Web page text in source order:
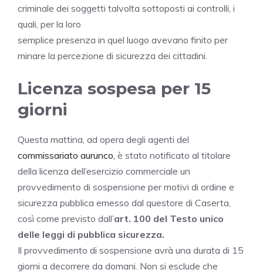
criminale dei soggetti talvolta sottoposti ai controlli, i
quali, per la loro
semplice presenza in quel luogo avevano finito per
minare la percezione di sicurezza dei cittadini.
Licenza sospesa per 15
giorni
Questa mattina, ad opera degli agenti del
commissariato aurunco, è stato notificato al titolare
della licenza dell’esercizio commerciale un
provvedimento di sospensione per motivi di ordine e
sicurezza pubblica emesso dal questore di Caserta,
così come previsto dall’art. 100 del Testo unico
delle leggi di pubblica sicurezza.
Il provvedimento di sospensione avrà una durata di 15
giorni a decorrere da domani. Non si esclude che